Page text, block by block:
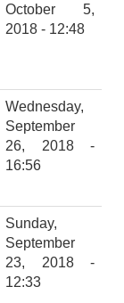
October 5,
2018 - 12:48
Wednesday,
September
26, 2018 -
16:56
Sunday,
September
23, 2018 -
12:33